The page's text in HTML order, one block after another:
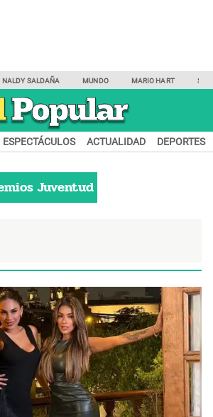
NALDY SALDAÑA MUNDO MARIO HART
ESPECTÁCULOS ACTUALIDAD DEPORTES
Juventud